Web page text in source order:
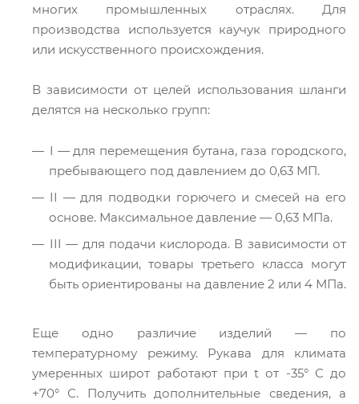
многих промышленных отраслях. Для
производства используется каучук природного
или искусственного происхождения.
В зависимости от целей использования шланги
делятся на несколько групп:
I — для перемещения бутана, газа городского,
пребывающего под давлением до 0,63 МП.
II — для подводки горючего и смесей на его
основе. Максимальное давление — 0,63 МПа.
III — для подачи кислорода. В зависимости от
модификации, товары третьего класса могут
быть ориентированы на давление 2 или 4 МПа.
Еще одно различие изделий — по
температурному режиму. Рукава для климата
умеренных широт работают при t от -35° С до
+70° С. Получить дополнительные сведения, а